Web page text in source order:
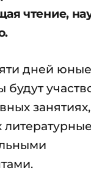
чтение,
дней юные
занятиях,